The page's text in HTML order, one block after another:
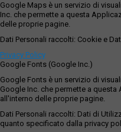
Google Maps è un servizio di
Inc. che permette a questa
delle proprie pagine.
Dati Personali raccolti: Cookie e
Privacy Policy
Google Fonts (Google Inc.)
Google Fonts è un servizio di
Google Inc. che permette a
all'interno delle proprie pagine.
Dati Personali raccolti: Dati di
quanto specificato dalla privacy